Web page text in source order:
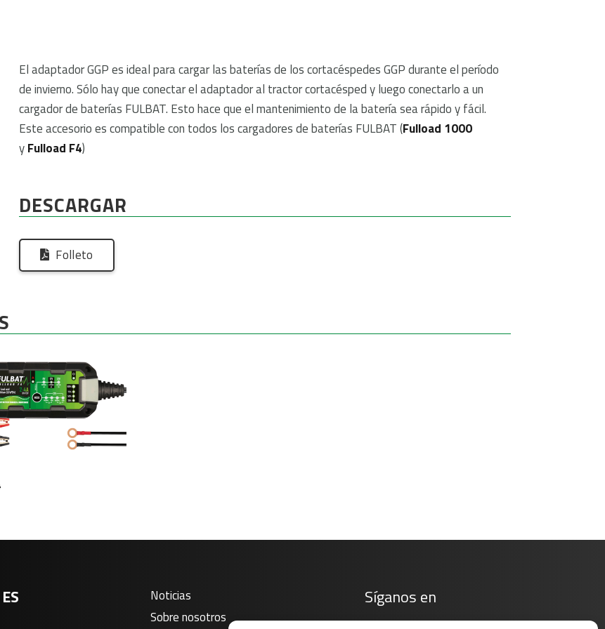
El adaptador GGP es ideal para cargar las baterías de los cortacéspedes GGP durante el período
de invierno. Sólo hay que conectar el adaptador al tractor cortacésped y luego conectarlo a un
cargador de baterías FULBAT. Esto hace que el mantenimiento de la batería sea rápido y fácil.
Este accesorio es compatible con todos los cargadores de baterías FULBAT (Fulload 1000
yFulload F4)
DESCARGAR
Folleto
ES
Noticias
Sobre nosotros
Síganos en